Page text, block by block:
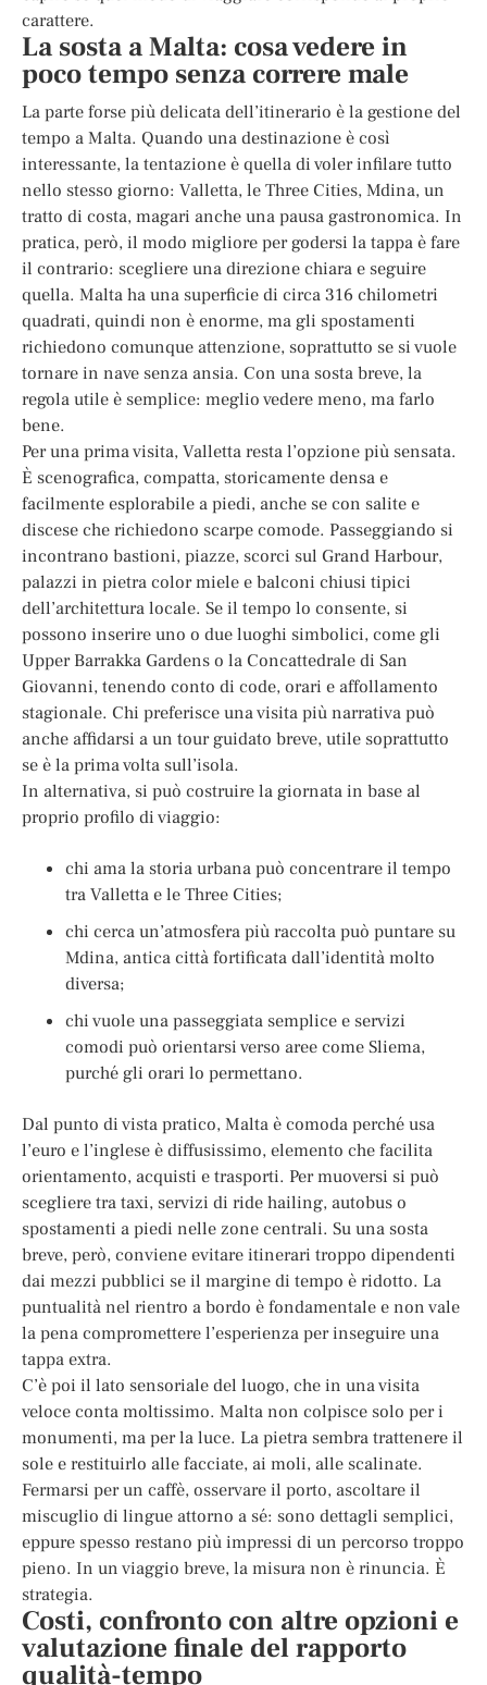
carattere.
La sosta a Malta: cosa vedere in
poco tempo senza correre male
La parte forse più delicata dell’itinerario è la gestione del
tempo a Malta. Quando una destinazione è così
interessante, la tentazione è quella di voler infilare tutto
nello stesso giorno: Valletta, le Three Cities, Mdina, un
tratto di costa, magari anche una pausa gastronomica. In
pratica, però, il modo migliore per godersi la tappa è fare
il contrario: scegliere una direzione chiara e seguire
quella. Malta ha una superficie di circa 316 chilometri
quadrati, quindi non è enorme, ma gli spostamenti
richiedono comunque attenzione, soprattutto se si vuole
tornare in nave senza ansia. Con una sosta breve, la
regola utile è semplice: meglio vedere meno, ma farlo
bene.
Per una prima visita, Valletta resta l’opzione più sensata.
È scenografica, compatta, storicamente densa e
facilmente esplorabile a piedi, anche se con salite e
discese che richiedono scarpe comode. Passeggiando si
incontrano bastioni, piazze, scorci sul Grand Harbour,
palazzi in pietra color miele e balconi chiusi tipici
dell’architettura locale. Se il tempo lo consente, si
possono inserire uno o due luoghi simbolici, come gli
Upper Barrakka Gardens o la Concattedrale di San
Giovanni, tenendo conto di code, orari e affollamento
stagionale. Chi preferisce una visita più narrativa può
anche affidarsi a un tour guidato breve, utile soprattutto
se è la prima volta sull’isola.
In alternativa, si può costruire la giornata in base al
proprio profilo di viaggio:
chi ama la storia urbana può concentrare il tempo
tra Valletta e le Three Cities;
chi cerca un’atmosfera più raccolta può puntare su
Mdina, antica città fortificata dall’identità molto
diversa;
chi vuole una passeggiata semplice e servizi
comodi può orientarsi verso aree come Sliema,
purché gli orari lo permettano.
Dal punto di vista pratico, Malta è comoda perché usa
l’euro e l’inglese è diffusissimo, elemento che facilita
orientamento, acquisti e trasporti. Per muoversi si può
scegliere tra taxi, servizi di ride hailing, autobus o
spostamenti a piedi nelle zone centrali. Su una sosta
breve, però, conviene evitare itinerari troppo dipendenti
dai mezzi pubblici se il margine di tempo è ridotto. La
puntualità nel rientro a bordo è fondamentale e non vale
la pena compromettere l’esperienza per inseguire una
tappa extra.
C’è poi il lato sensoriale del luogo, che in una visita
veloce conta moltissimo. Malta non colpisce solo per i
monumenti, ma per la luce. La pietra sembra trattenere il
sole e restituirlo alle facciate, ai moli, alle scalinate.
Fermarsi per un caffè, osservare il porto, ascoltare il
miscuglio di lingue attorno a sé: sono dettagli semplici,
eppure spesso restano più impressi di un percorso troppo
pieno. In un viaggio breve, la misura non è rinuncia. È
strategia.
Costi, confronto con altre opzioni e
valutazione finale del rapporto
qualità-tempo